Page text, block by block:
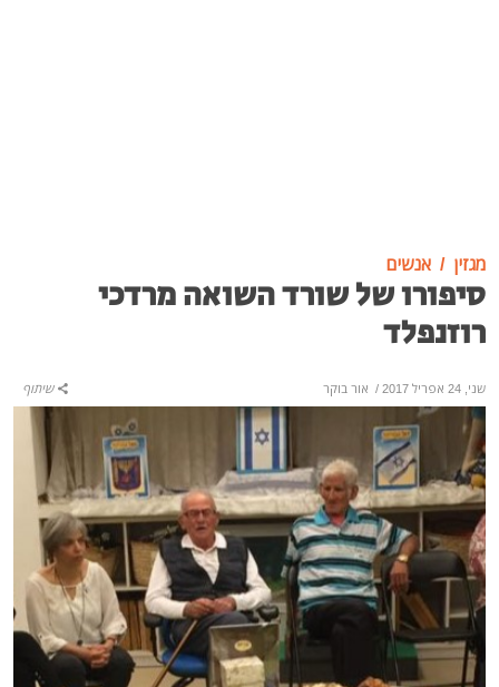
מגזין אנשים
סיפורו של שורד השואה מרדכי
רוזנפלד
שני, 24 אפריל 2017 / אור בוקר שיתוף